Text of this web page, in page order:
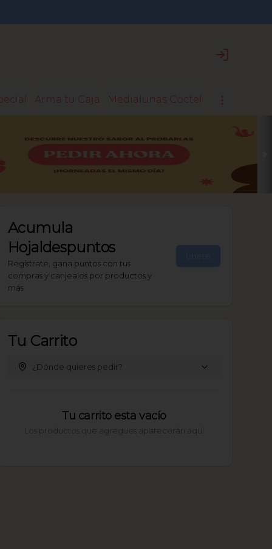
Login
Arma tu Caja Medialunas Coctel
Acumula
Hojaldespuntos
Regístrate, gana puntos con tus
compras y canjealos por productos y
más
Únete
Tu Carrito
¿Dónde quieres pedir?
Tu carrito esta vacío
Los productos que agregues aparecerán aquí